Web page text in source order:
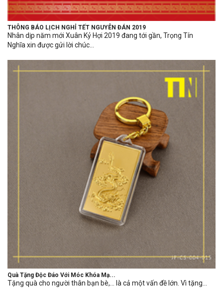
THÔNG BÁO LỊCH NGHỈ TẾT NGUYÊN ĐÁN 2019
Nhân dịp năm mới Xuân Kỷ Hợi 2019 đang tới gần, Trọng Tín
Nghĩa xin được gửi lời chúc...
Quà Tặng Độc Đáo Với Móc Khóa Mạ...
Tặng quà cho người thân bạn bè,… là cả một vấn đề lớn. Vì tặng...